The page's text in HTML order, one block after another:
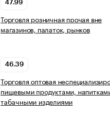
47.99
Торговля розничная прочая вне
магазинов, палаток, рынков
46.39
Торговля оптовая
пищевыми продуктами,
табачными изделиями